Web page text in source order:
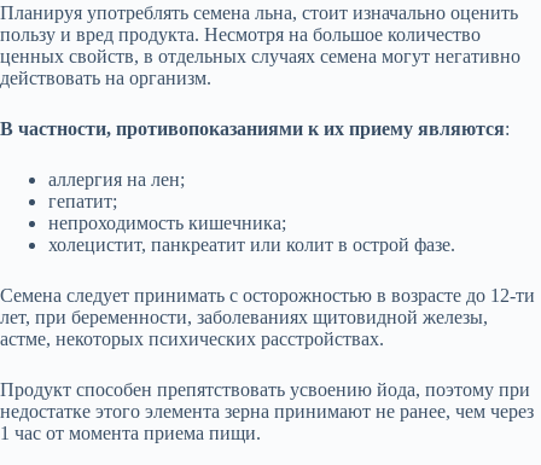
Планируя употреблять семена льна, стоит изначально оценить
пользу и вред продукта. Несмотря на большое количество
ценных свойств, в отдельных случаях семена могут негативно
действовать на организм.
В частности, противопоказаниями к их приему являются:
аллергия на лен;
гепатит;
непроходимость кишечника;
холецистит, панкреатит или колит в острой фазе.
Семена следует принимать с осторожностью в возрасте до 12-ти
лет, при беременности, заболеваниях щитовидной железы,
астме, некоторых психических расстройствах.
Продукт способен препятствовать усвоению йода, поэтому при
недостатке этого элемента зерна принимают не ранее, чем через
1 час от момента приема пищи.